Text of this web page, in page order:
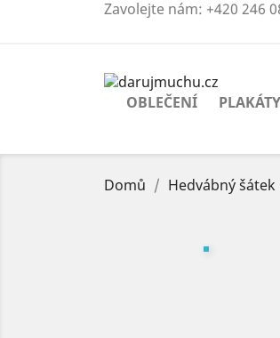
Zavolejte nám: +420 246
OBLEČENÍ PLAKÁTY
Domů Hedvábný šátek